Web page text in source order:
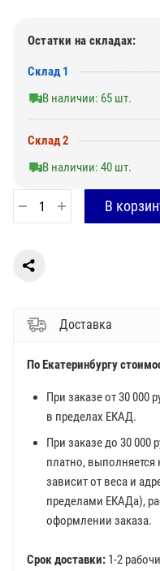
Остатки на складах:
Склад 1
В наличии: 65 шт.
Склад 2
В наличии: 40 шт.
Доставка
По Екатеринбургу
При заказе от 30 000
в пределах ЕКАД.
При заказе до 30 000
платно, выполняется
зависит от веса и
пределами ЕКАДа),
оформлении заказа.
Срок доставки: 1-2